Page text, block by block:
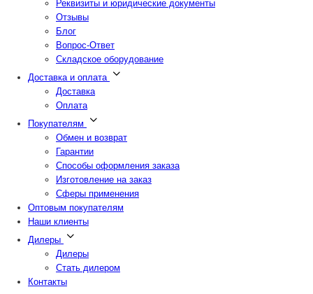
Реквизиты и юридические документы
Отзывы
Блог
Вопрос-Ответ
Складское оборудование
Доставка и оплата
Доставка
Оплата
Покупателям
Обмен и возврат
Гарантии
Способы оформления заказа
Изготовление на заказ
Сферы применения
Оптовым покупателям
Наши клиенты
Дилеры
Дилеры
Стать дилером
Контакты